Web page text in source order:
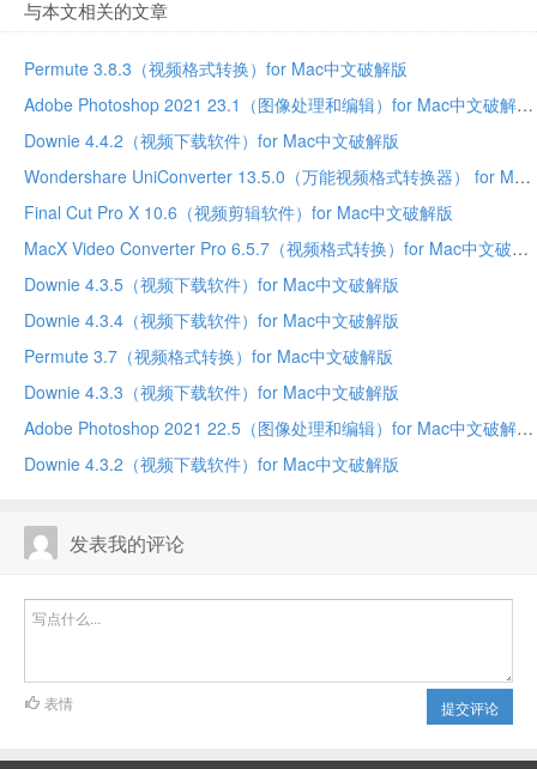
与本文相关的文章
Permute 3.8.3（视频格式转换）for Mac中文破解版
Adobe Photoshop 2021 23.1（图像处理和编辑）for Mac中文破解版
Downie 4.4.2（视频下载软件）for Mac中文破解版
Wondershare UniConverter 13.5.0（万能视频格式转换器） for Mac中文破解版
Final Cut Pro X 10.6（视频剪辑软件）for Mac中文破解版
MacX Video Converter Pro 6.5.7（视频格式转换）for Mac中文破解版
Downie 4.3.5（视频下载软件）for Mac中文破解版
Downie 4.3.4（视频下载软件）for Mac中文破解版
Permute 3.7（视频格式转换）for Mac中文破解版
Downie 4.3.3（视频下载软件）for Mac中文破解版
Adobe Photoshop 2021 22.5（图像处理和编辑）for Mac中文破解版
Downie 4.3.2（视频下载软件）for Mac中文破解版
发表我的评论
提交评论
表情